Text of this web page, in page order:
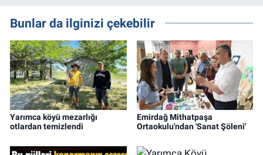
Bunlar da ilginizi çekebilir
Yarımca köyü mezarlığı
otlardan temizlendi
Emirdağ Mithatpaşa
Ortaokulu'ndan 'Sanat Şöleni'